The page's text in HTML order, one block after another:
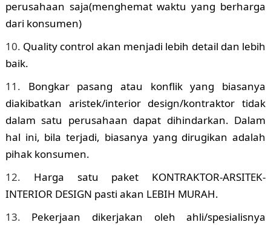
perusahaan saja(menghemat waktu yang berharga
dari konsumen)
Quality control akan menjadi lebih detail dan lebih
baik.
Bongkar pasang atau konflik yang biasanya
diakibatkan aristek/interior design/kontraktor tidak
dalam satu perusahaan dapat dihindarkan. Dalam
hal ini, bila terjadi, biasanya yang dirugikan adalah
pihak konsumen.
Harga satu paket KONTRAKTOR-ARSITEK-
INTERIOR DESIGN pasti akan LEBIH MURAH.
Pekerjaan dikerjakan oleh ahli/spesialisnya